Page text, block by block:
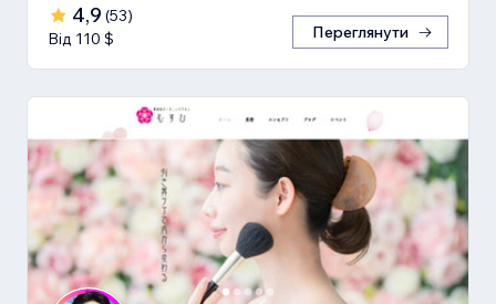
4,9 (53)
Від 110 $
Переглянути